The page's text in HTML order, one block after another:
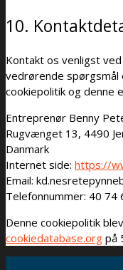
10.
Kontakt os venligst
vedrørende
cookiepolitik og denne
Entreprenør Benny
Rugvænget 13, 4490
Danmark
Internet side: https://
Email:
Telefonnummer: 40 74
Denne cookiepolitik
cookiedatabase.org på